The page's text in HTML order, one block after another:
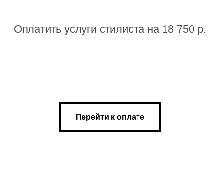
Оплатить услуги стилиста на 18 750 р.
Перейти к оплате